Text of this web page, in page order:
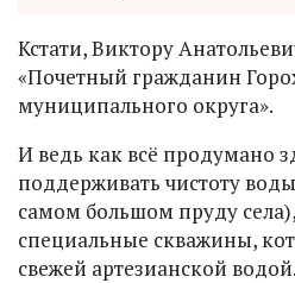
Кстати, Виктору
«Почетный гражданин
муниципального округа».
И ведь как всё продумано
поддерживать чистоту
самом большом пруду
специальные скважины,
свежей артезианской водой.